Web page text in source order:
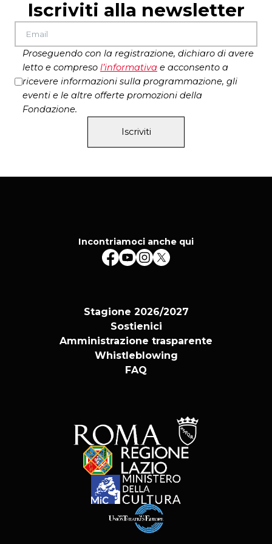
Iscriviti alla newsletter
Proseguendo con la registrazione, dichiaro di avere
letto e compreso l’informativa e acconsento a
ricevere informazioni sulla programmazione, gli
eventi e le altre offerte promozioni della
Fondazione.
Iscriviti
Incontriamoci anche qui
Stagione 2026/2027
Sostienici
Amministrazione trasparente
Whistleblowing
FAQ